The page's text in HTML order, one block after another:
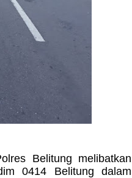
Belitung melibatkan
0414 Belitung dalam